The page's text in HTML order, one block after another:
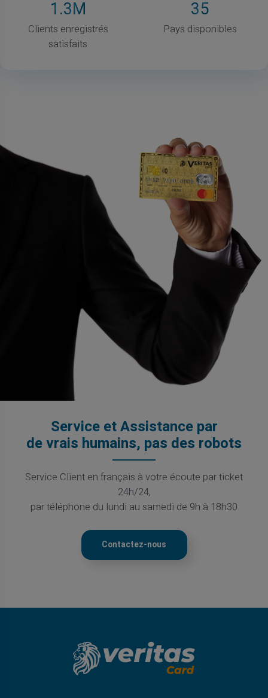
1.3M
Clients enregistrés
satisfaits
35
Pays disponibles
Service et Assistance par
de vrais humains, pas des robots
Service Client en français à votre écoute par ticket
24h/24,
par téléphone du lundi au samedi de 9h à 18h30
Contactez-nous